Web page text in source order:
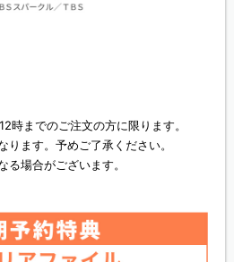
時までのご注文の方に限ります。
ます。予めご了承ください。
場合がございます。